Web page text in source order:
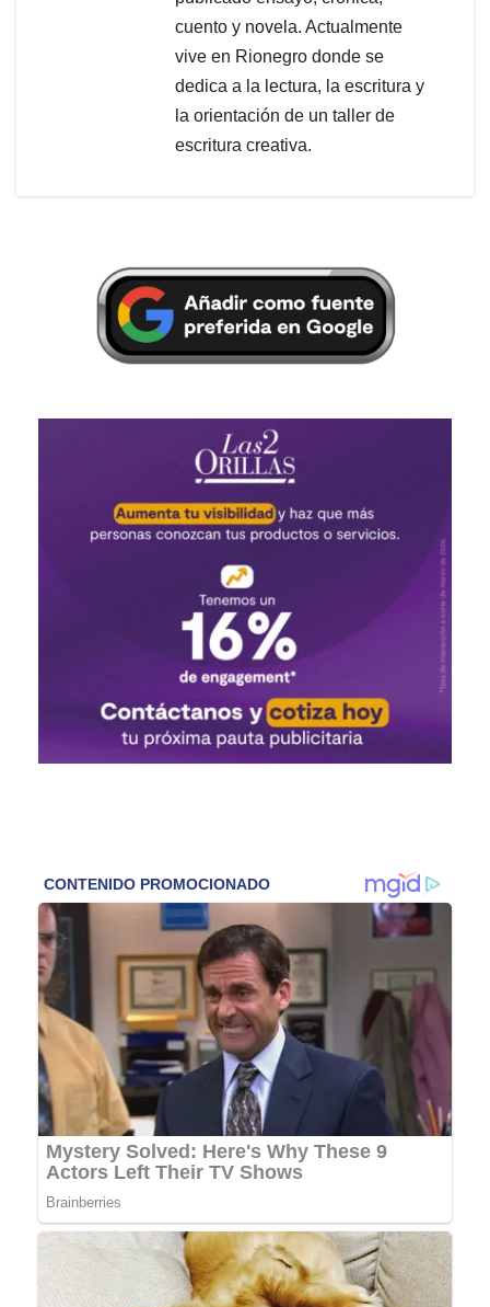
cuento y novela. Actualmente
vive en Rionegro donde se
dedica a la lectura, la escritura y
la orientación de un taller de
escritura creativa.